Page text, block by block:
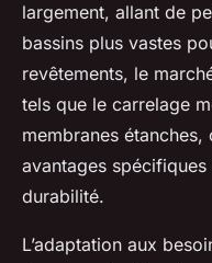
largement, allant de
bassins plus vastes
revêtements, le
tels que le carrelage
membranes
avantages spécifiques
durabilité.
L’adaptation aux